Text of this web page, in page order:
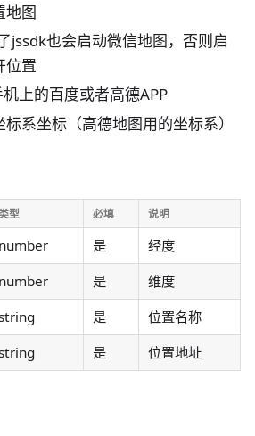
地图
jssdk也会启动微信地图，否则启
位置
上的百度或者高德APP
系坐标（高德地图用的坐标系）
型 必填 说明
number 是
经度
number 是
维度
是
位置名称
是 位置地址